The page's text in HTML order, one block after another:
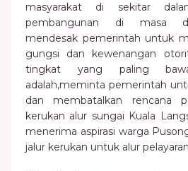
masyarakat di sekitar
pembangunan di masa
mendesak pemerintah untuk
gungsi dan kewenangan
tingkat yang paling
adalah,meminta pemerintah
dan membatalkan rencana
kerukan alur sungai Kuala
menerima aspirasi warga
jalur kerukan untuk alur